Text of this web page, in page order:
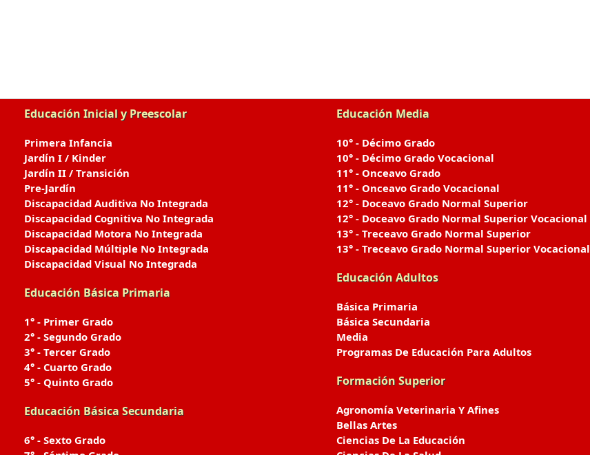
Educación Inicial y Preescolar
Primera Infancia
Jardín I / Kinder
Jardín II / Transición
Pre-Jardín
Discapacidad Auditiva No Integrada
Discapacidad Cognitiva No Integrada
Discapacidad Motora No Integrada
Discapacidad Múltiple No Integrada
Discapacidad Visual No Integrada
Educación Básica Primaria
1° - Primer Grado
2° - Segundo Grado
3° - Tercer Grado
4° - Cuarto Grado
5° - Quinto Grado
Educación Básica Secundaria
6° - Sexto Grado
Educación Media
10° - Décimo Grado
10° - Décimo Grado Vocacional
11° - Onceavo Grado
11° - Onceavo Grado Vocacional
12° - Doceavo Grado Normal Superior
12° - Doceavo Grado Normal Superior Vocacional
13° - Treceavo Grado Normal Superior
13° - Treceavo Grado Normal Superior Vocacional
Educación Adultos
Básica Primaria
Básica Secundaria
Media
Programas De Educación Para Adultos
Formación Superior
Agronomía Veterinaria Y Afines
Bellas Artes
Ciencias De La Educación